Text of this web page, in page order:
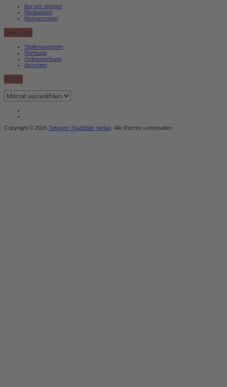
Bei uns werben
Mediadaten
Kleinanzeigen
Über uns
Stellenangebote
Werbung
Onlinewerbung
Anzeigen
Archiv
Archiv
Copyright © 2026 Teltower Stadtblatt-Verlag . Alle Rechte vorbehalten.